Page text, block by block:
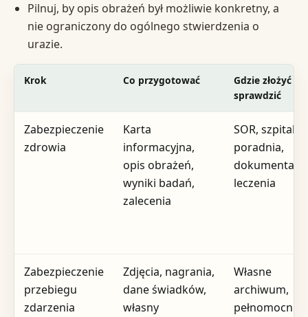
Pilnuj, by opis obrażeń był możliwie konkretny, a
nie ograniczony do ogólnego stwierdzenia o
urazie.
Krok Co przygotować
Gdzie złożyć
sprawdzić
Zabezpieczenie
zdrowia
Karta
informacyjna,
opis obrażeń,
wyniki badań,
zalecenia
SOR, szpital,
poradnia,
leczenia
Zabezpieczenie
przebiegu
zdarzenia
Zdjęcia, nagrania,
dane świadków,
własny
Własne
archiwum,
pełnomocnik,